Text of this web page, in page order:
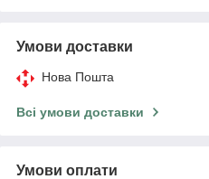
Умови доставки
Нова Пошта
Всі умови доставки
Умови оплати